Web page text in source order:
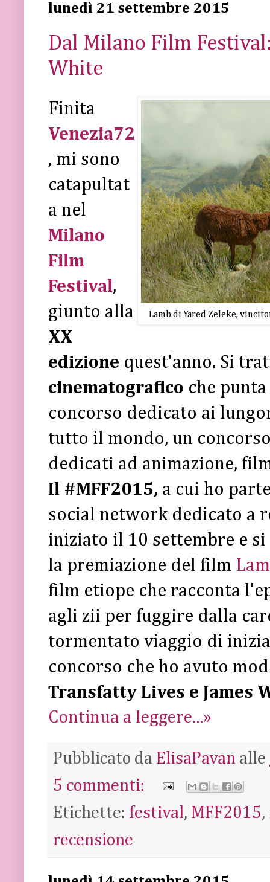
lunedì 21 settembre 2015
Dal Milano Film
White
Lamb di Yared Zeleke,
Finita
Venezia72
, mi sono
catapultat
a nel
Milano
Film
Festival,
giunto alla
XX
edizione quest'anno. Si
cinematografico che
concorso dedicato ai
tutto il mondo, un
dedicati ad animazione,
Il #MFF2015, a cui ho
social network dedicato a
iniziato il 10 settembre e
la premiazione del film
film etiope che racconta
agli zii per fuggire dalla
tormentato viaggio di
concorso che ho avuto
Transfatty Lives e James
Continua a leggere...»
Pubblicato da ElisaPavan alle
5 commenti:
Etichette: festival, MFF2015,
recensione